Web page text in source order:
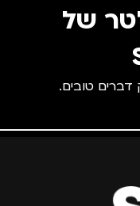
של
דברים טובים.